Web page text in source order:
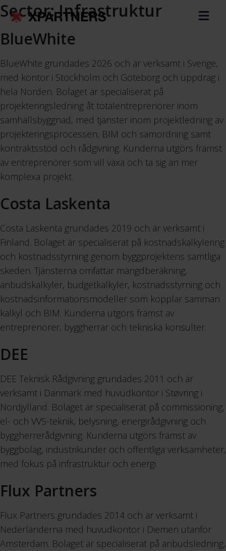
Sector:Infrastruktur
BlueWhite
BlueWhite grundades 2026 och är verksamt i Sverige,
med kontor i Stockholm och Göteborg och uppdrag i
hela Norden. Bolaget är specialiserat på
projekteringsledning åt totalentreprenörer inom
samhällsbyggnad, med tjänster inom projektledning av
projekteringsprocessen, BIM och samordning samt
kontraktsstöd och rådgivning. Kunderna utgörs främst
av entreprenörer som vill växa och ta sig an mer
komplexa projekt.
Costa Laskenta
Costa Laskenta grundades 2019 och är verksamt i
Finland. Bolaget är specialiserat på kostnadskalkylering
och kostnadsstyrning genom byggprojektens samtliga
skeden. Tjänsterna omfattar mängdberäkning,
anbudskalkyler, budgetkalkyler, kostnadsstyrning och
kostnadsinformationsmodeller som kopplar samman
kalkyl och BIM. Kunderna utgörs främst av
entreprenörer, byggherrar och tekniska konsulter.
DEE
DEE Teknisk Rådgivning grundades 2011 och är
verksamt i Danmark med huvudkontor i Støvring i
Nordjylland. Bolaget är specialiserat på commissioning,
el- och VVS-teknik, belysning, energirådgivning och
byggherrerådgivning. Kunderna utgörs främst av
byggbolag, industrikunder och offentliga verksamheter,
med fokus på infrastruktur och energi.
Flux Partners
Flux Partners grundades 2014 och är verksamt i
Nederländerna med huvudkontor i Diemen utanför
Amsterdam. Bolaget är specialiserat på anbudsledning,